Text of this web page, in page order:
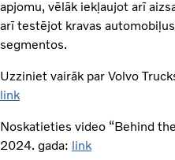
apjomu, vēlāk iekļaujot arī
arī testējot kravas
segmentos.
Uzziniet vairāk par Volvo
link
Noskatieties video “Behind
2024. gada: link